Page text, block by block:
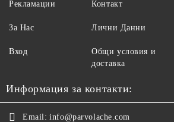
Рекламации
За Нас
Вход
Контакт
Лични Данни
Общи условия и
доставка
Информация за контакти:
Email: info@parvolache.com